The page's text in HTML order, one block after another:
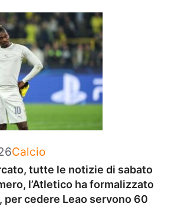
Categorie
Calcio
tutte le notizie di sabato
l’Atletico ha formalizzato
per cedere Leao servono 60